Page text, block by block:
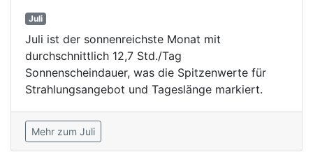
Juli
Juli ist der sonnenreichste Monat mit
durchschnittlich 12,7 Std./Tag
Sonnenscheindauer, was die Spitzenwerte für
Strahlungsangebot und Tageslänge markiert.
Mehr zum Juli